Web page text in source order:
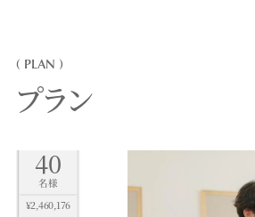
( PLAN )
プラン
40
名様
¥2,460,176